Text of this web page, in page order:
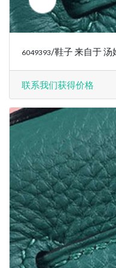
6049393 /鞋子 来自于
联系我们获得价格